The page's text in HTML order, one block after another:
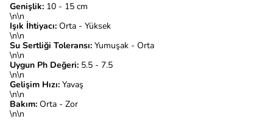
Genişlik: 10 - 15 cm
\n\n
Işık İhtiyacı: Orta - Yüksek
\n\n
Su Sertliği Toleransı: Yumuşak - Orta
\n\n
Uygun Ph Değeri: 5.5 - 7.5
\n\n
Gelişim Hızı: Yavaş
\n\n
Bakım: Orta - Zor
\n\n